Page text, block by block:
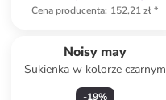
Cena producenta: 152,21 zł*
Noisy may
Sukienka w kolorze czarnym
-19%